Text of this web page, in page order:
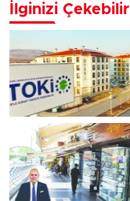
İlginizi Çekebilir